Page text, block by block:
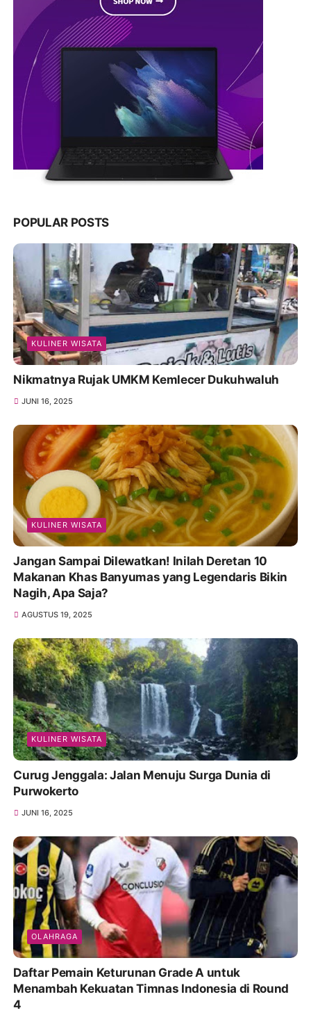
POPULAR POSTS
KULINER WISATA
Nikmatnya Rujak UMKM Kemlecer Dukuhwaluh
JUNI 16, 2025
KULINER WISATA
Jangan Sampai Dilewatkan! Inilah Deretan 10
Makanan Khas Banyumas yang Legendaris Bikin
Nagih, Apa Saja?
AGUSTUS 19, 2025
KULINER WISATA
Curug Jenggala: Jalan Menuju Surga Dunia di
Purwokerto
JUNI 16, 2025
OLAHRAGA
Daftar Pemain Keturunan Grade A untuk
Menambah Kekuatan Timnas Indonesia di Round
4